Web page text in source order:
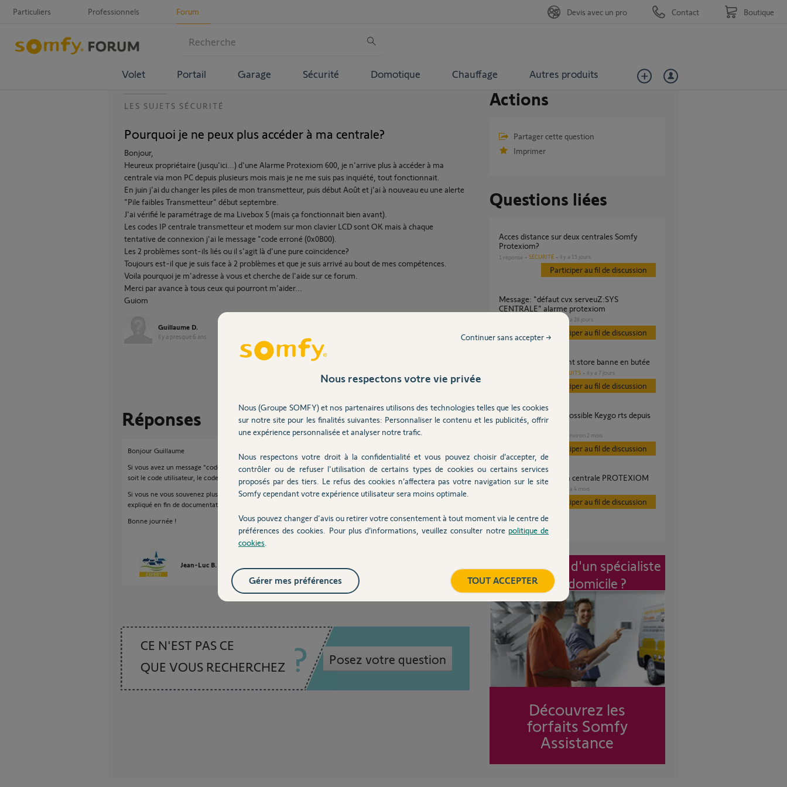
Particuliers Professionnels Forum
Volet Portail Garage Sécurité Domotique Chauffage Autres produits
Devis avec un pro Contact Boutique
LES SUJETS SÉCURITÉ
Pourquoi je ne peux plus accéder à ma centrale?
Bonjour,
Heureux propriétaire (jusqu'ici...) d'une Alarme Protexiom 600, je n'arrive plus à accéder à ma
centrale via mon PC depuis plusieurs mois mais je ne me suis pas inquiété, tout fonctionnait.
En juin j'ai du changer les piles de mon transmetteur, puis début Août et j'ai à nouveau eu une alerte
"Pile faibles Transmetteur" début septembre.
J'ai vérifié le paramétrage de ma Livebox 5 (mais ça fonctionnait bien avant).
Les codes IP centrale transmetteur et modem sur mon clavier LCD sont OK mais à chaque
tentative de connexion j'ai le message "code erroné (0x0B00).
Les 2 problèmes sont-ils liés ou il s'agit là d'une pure coïncidence?
Toujours est-il que je suis face à 2 problèmes et que je suis arrivé au bout de mes compétences.
Voila pourquoi je m'adresse à vous et cherche de l'aide sur ce forum.
Merci par avance à tous ceux qui pourront m'aider...
Guiom
Guillaume D.
il y a presque 6 ans
Réponses
Bonjour Guillaume
Si vous avez un message "codes erronés", c'est qu'un code de connexion n'est pas bon;
soit le code utilisateur, le code installateur ou le code de la carte d'authentification.
Si vous ne vous souvenez plus de vos codes, il faudra réinitialiser la centrale comme
expliqué en fin de documentation.
Bonne journée !
Jean-Luc B.
CE N'EST PAS CE
QUE VOUS RECHERCHEZ
Posez votre question
Actions
Partager cette question
Imprimer
Questions liées
Acces distance sur deux centrales Somfy
Protexiom?
1 réponse SÉCURITÉ il y a 15 jours
Participer au fil de discussion
Message: "défaut cvx serveuZ:SYS
CENTRALE" alarme protexiom
il y a 26 jours
Participer au fil de discussion
Problème va-et-vient store banne en butée
AUTRES PRODUITS il y a 7 jours
Participer au fil de discussion
Programmation impossible Keygo rts depuis
Telis et Centralis
il y a environ 2 mois
Participer au fil de discussion
Accès impossible à la centrale PROTEXIOM
il y a 4 mois
Participer au fil de discussion
Intervention d'un spécialiste
à mon domicile ?
Découvrez les
forfaits Somfy
Assistance
Nous respectons votre vie privée
Nous (Groupe SOMFY) et nos partenaires utilisons des technologies telles que les cookies
sur notre site pour les finalités suivantes: Personnaliser le contenu et les publicités, offrir
une expérience personnalisée et analyser notre trafic.
Nous respectons votre droit à la confidentialité et vous pouvez choisir d’accepter, de
contrôler ou de refuser l'utilisation de certains types de cookies ou certains services
proposés par des tiers. Le refus des cookies n’affectera pas votre navigation sur le site
Somfy cependant votre expérience utilisateur sera moins optimale.
Vous pouvez changer d'avis ou retirer votre consentement à tout moment via le centre de
préférences des cookies. Pour plus d’informations, veuillez consulter notre politique de
cookies
Continuer sans accepter →
TOUT ACCEPTER
Gérer mes préférences